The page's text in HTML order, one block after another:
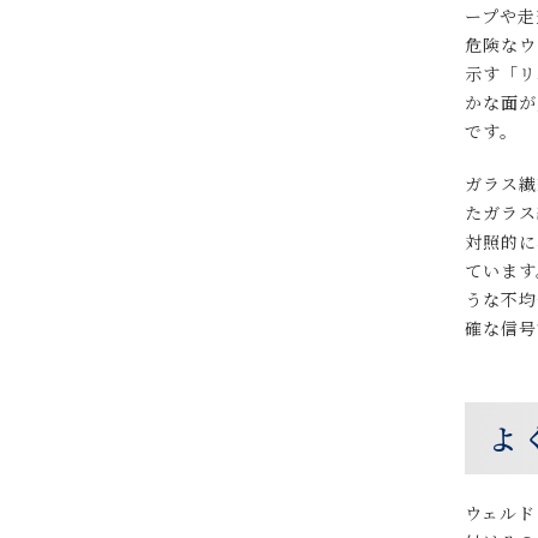
ープや
危険な
示す「
かな面
です。
ガラス
たガラ
対照的
ていま
うな不
確な信
よ
ウェル